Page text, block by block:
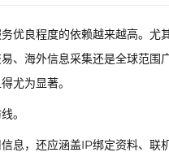
优良程度的依赖越来越高。
、海外信息采集还是全球范
尤为显著。
。
息，还应涵盖IP绑定资料、